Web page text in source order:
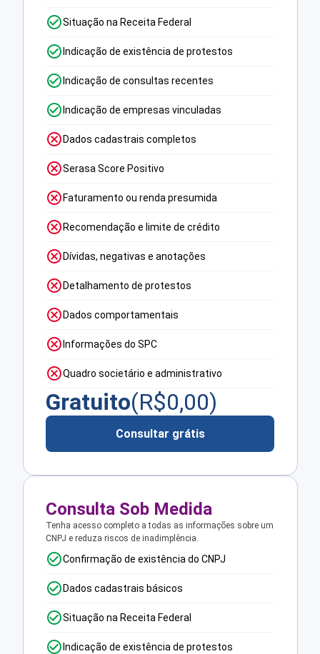
Situação na Receita Federal
Indicação de existência de protestos
Indicação de consultas recentes
Indicação de empresas vinculadas
Dados cadastrais completos
Serasa Score Positivo
Faturamento ou renda presumida
Recomendação e limite de crédito
Dívidas, negativas e anotações
Detalhamento de protestos
Dados comportamentais
Informações do SPC
Quadro societário e administrativo
Gratuito(R$0,00)
Consultar grátis
Consulta Sob Medida
Tenha acesso completo a todas as informações sobre um
CNPJ e reduza riscos de inadimplência.
Confirmação de existência do CNPJ
Dados cadastrais básicos
Situação na Receita Federal
Indicação de existência de protestos